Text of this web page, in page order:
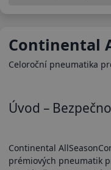
Continental
Celoroční pneumatika
Úvod –
Continental
prémiových pneumatik